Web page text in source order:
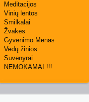
Meditacijos
Vinių lentos
Smilkalai
Žvakės
Gyvenimo Menas
Vedų žinios
Suvenyrai
NEMOKAMAI !!!